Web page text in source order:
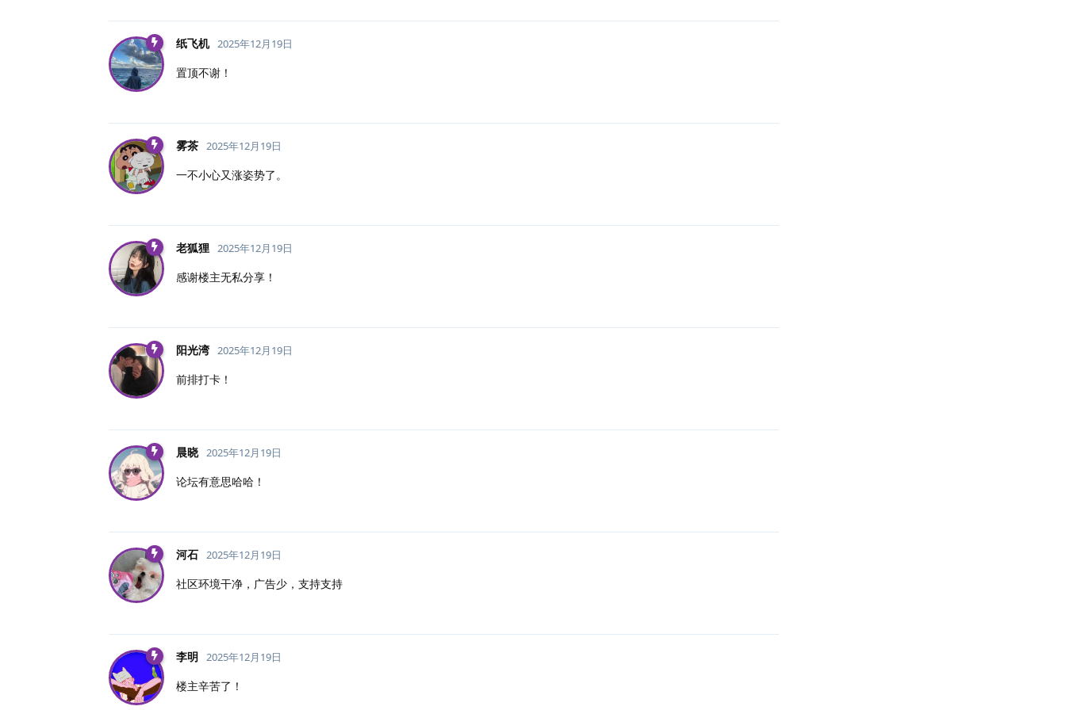
纸飞机 2025年12月19日
置顶不谢！
雾茶 2025年12月19日
一不小心又涨姿势了。
老狐狸 2025年12月19日
感谢楼主无私分享！
阳光湾 2025年12月19日
前排打卡！
晨晓 2025年12月19日
论坛有意思哈哈！
河石 2025年12月19日
社区环境干净，广告少，支持支持
李明 2025年12月19日
楼主辛苦了！